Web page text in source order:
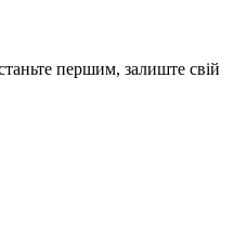
першим, залиште свій